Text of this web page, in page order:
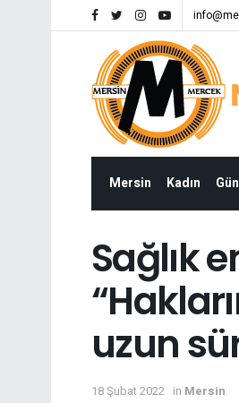
Mersin Kadın
Sağlık
uzun
18 Şubat 2022 in Mersin